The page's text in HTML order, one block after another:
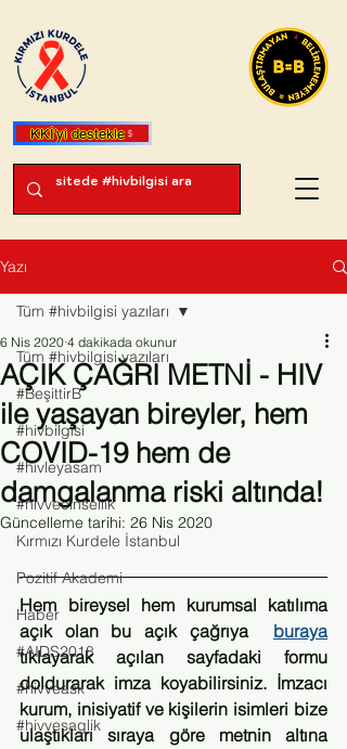
KKİ'yi destekle
Yazı
Tüm #hivbilgisi yazıları
#BeşittirB
#hivbilgisi
#hivleyasam
#hivvecinsellik
Kırmızı Kurdele İstanbul
Pozitif Akademi
Haber
#AIDS2018
#hivveask
#hivvesaglik
Tüm #hivbilgisi yazıları
AÇIK ÇAĞRI METNİ - HIV
ile yaşayan bireyler, hem
COVID-19 hem de
damgalanma riski altında!
6 Nis 2020 4 dakikada okunur
Güncelleme tarihi: 26 Nis 2020
Hem bireysel hem kurumsal katılıma
açık olan bu açık çağrıya buraya
tıklayarak açılan sayfadaki formu
doldurarak imza koyabilirsiniz. İmzacı
kurum, inisiyatif ve kişilerin isimleri bize
ulaştıkları sıraya göre metnin altına